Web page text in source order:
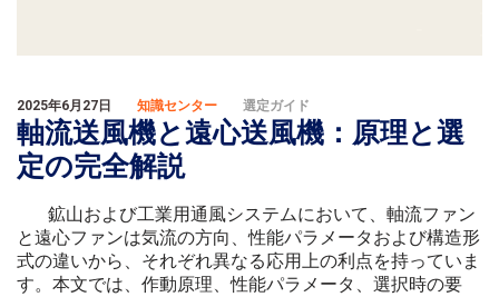
2025年6月27日 知識センター 選定ガイド
軸流送風機と遠心送風機：原理と選
定の完全解説
鉱山および工業用通風システムにおいて、軸流ファン
と遠心ファンは気流の方向、性能パラメータおよび構造形
式の違いから、それぞれ異なる応用上の利点を持っていま
す。本文では、作動原理、性能パラメータ、選択時の要